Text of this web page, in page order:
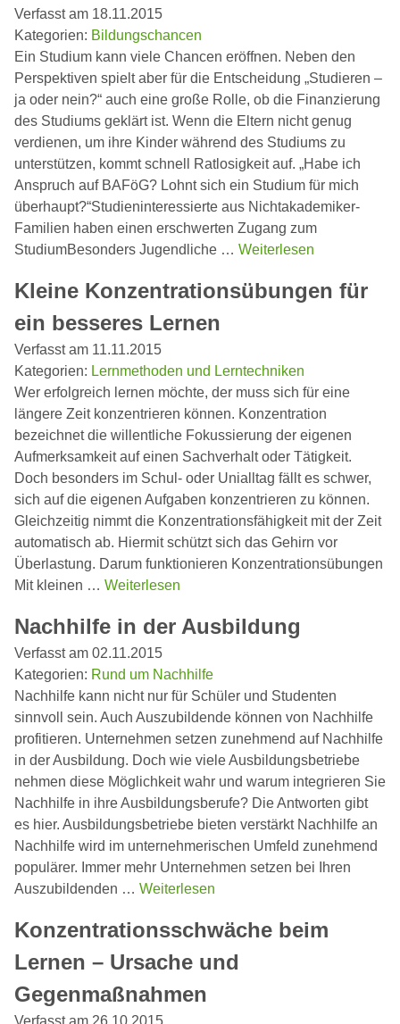
Verfasst am 18.11.2015
Kategorien: Bildungschancen
Ein Studium kann viele Chancen eröffnen. Neben den
Perspektiven spielt aber für die Entscheidung „Studieren –
ja oder nein?“ auch eine große Rolle, ob die Finanzierung
des Studiums geklärt ist. Wenn die Eltern nicht genug
verdienen, um ihre Kinder während des Studiums zu
unterstützen, kommt schnell Ratlosigkeit auf. „Habe ich
Anspruch auf BAFöG? Lohnt sich ein Studium für mich
überhaupt?“Studieninteressierte aus Nichtakademiker-
Familien haben einen erschwerten Zugang zum
StudiumBesonders Jugendliche … Weiterlesen
Kleine Konzentrationsübungen für
ein besseres Lernen
Verfasst am 11.11.2015
Kategorien: Lernmethoden und Lerntechniken
Wer erfolgreich lernen möchte, der muss sich für eine
längere Zeit konzentrieren können. Konzentration
bezeichnet die willentliche Fokussierung der eigenen
Aufmerksamkeit auf einen Sachverhalt oder Tätigkeit.
Doch besonders im Schul- oder Unialltag fällt es schwer,
sich auf die eigenen Aufgaben konzentrieren zu können.
Gleichzeitig nimmt die Konzentrationsfähigkeit mit der Zeit
automatisch ab. Hiermit schützt sich das Gehirn vor
Überlastung. Darum funktionieren Konzentrationsübungen
Mit kleinen … Weiterlesen
Nachhilfe in der Ausbildung
Verfasst am 02.11.2015
Kategorien: Rund um Nachhilfe
Nachhilfe kann nicht nur für Schüler und Studenten
sinnvoll sein. Auch Auszubildende können von Nachhilfe
profitieren. Unternehmen setzen zunehmend auf Nachhilfe
in der Ausbildung. Doch wie viele Ausbildungsbetriebe
nehmen diese Möglichkeit wahr und warum integrieren Sie
Nachhilfe in ihre Ausbildungsberufe? Die Antworten gibt
es hier. Ausbildungsbetriebe bieten verstärkt Nachhilfe an
Nachhilfe wird im unternehmerischen Umfeld zunehmend
populärer. Immer mehr Unternehmen setzen bei Ihren
Auszubildenden … Weiterlesen
Konzentrationsschwäche beim
Lernen – Ursache und
Gegenmaßnahmen
Verfasst am 26.10.2015